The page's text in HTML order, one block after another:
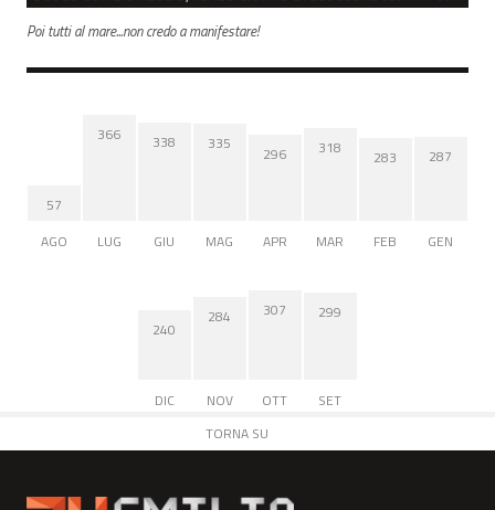
Poi tutti al mare...non credo a manifestare!
57
AGO
366
LUG
338
GIU
335
MAG
296
APR
318
MAR
283
FEB
287
GEN
240
DIC
284
NOV
307
OTT
299
SET
TORNA SU